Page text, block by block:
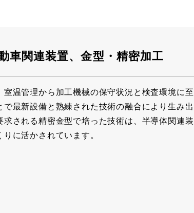
車関連装置、金型・精密加工
温管理から加工機械の保守状況と検査環境に至
最新設備と熟練された技術の融合により生み出
される精密金型で培った技術は、半導体関連装
に活かされています。